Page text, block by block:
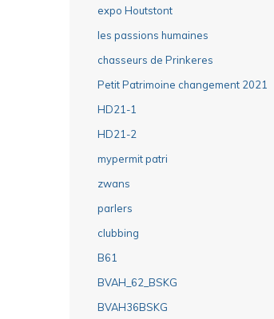
expo Houtstont
les passions humaines
chasseurs de Prinkeres
Petit Patrimoine changement 2021
HD21-1
HD21-2
mypermit patri
zwans
parlers
clubbing
B61
BVAH_62_BSKG
BVAH36BSKG